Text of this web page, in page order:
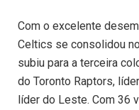
Com o excelente
Celtics se consolidou
subiu para a terceira
do Toronto Raptors,
líder do Leste. Com 36